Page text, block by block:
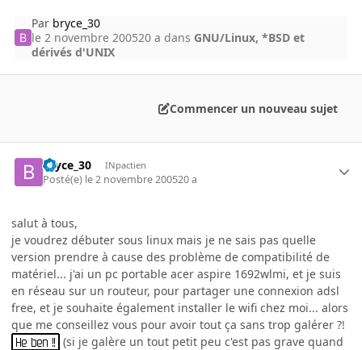
Par bryce_30
le 2 novembre 200520 a dans GNU/Linux, *BSD et
dérivés d'UNIX
Commencer un nouveau sujet
bryce_30 INpactien
Posté(e) le 2 novembre 200520 a
salut à tous,
je voudrez débuter sous linux mais je ne sais pas quelle
version prendre à cause des problème de compatibilité de
matériel... j'ai un pc portable acer aspire 1692wlmi, et je suis
en réseau sur un routeur, pour partager une connexion adsl
free, et je souhaite également installer le wifi chez moi... alors
que me conseillez vous pour avoir tout ça sans trop galérer ?!
(si je galère un tout petit peu c'est pas grave quand